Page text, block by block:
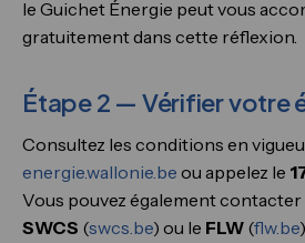
le Guichet Énergie peut vous
gratuitement dans cette réflexion.
Étape 2 — Vérifier votre
Consultez les conditions en
energie.wallonie.be ou appelez le
Vous pouvez également
SWCS (swcs.be) ou le FLW (flw.be